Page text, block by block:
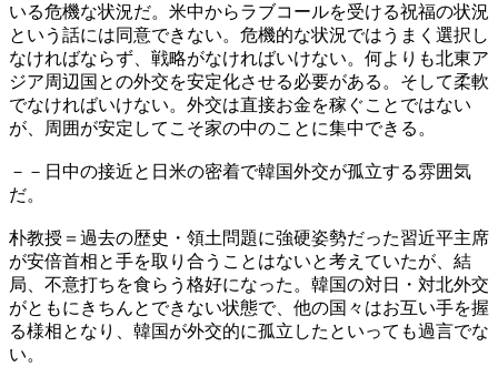
いる危機な状況だ。米中からラブコールを受ける祝福の状況
という話には同意できない。危機的な状況ではうまく選択し
なければならず、戦略がなければいけない。何よりも北東ア
ジア周辺国との外交を安定化させる必要がある。そして柔軟
でなければいけない。外交は直接お金を稼ぐことではない
が、周囲が安定してこそ家の中のことに集中できる。
－－日中の接近と日米の密着で韓国外交が孤立する雰囲気
だ。
朴教授＝過去の歴史・領土問題に強硬姿勢だった習近平主席
が安倍首相と手を取り合うことはないと考えていたが、結
局、不意打ちを食らう格好になった。韓国の対日・対北外交
がともにきちんとできない状態で、他の国々はお互い手を握
る様相となり、韓国が外交的に孤立したといっても過言でな
い。